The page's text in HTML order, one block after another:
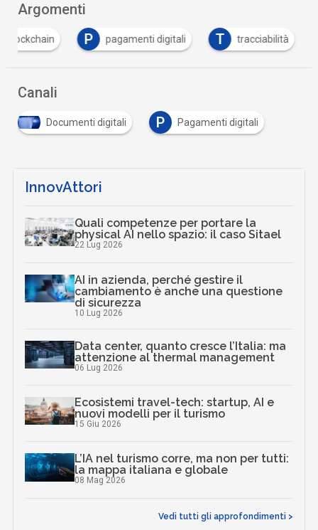
Argomenti
blockchain P pagamenti digitali T tracciabilità
Canali
Documenti digitali P Pagamenti digitali
InnovAttori
Quali competenze per portare la
physical AI nello spazio: il caso Sitael
22 Lug 2026
AI in azienda, perché gestire il
cambiamento è anche una questione
di sicurezza
10 Lug 2026
Data center, quanto cresce l’Italia: ma
attenzione al thermal management
06 Lug 2026
Ecosistemi travel-tech: startup, AI e
nuovi modelli per il turismo
15 Giu 2026
L’IA nel turismo corre, ma non per tutti:
la mappa italiana e globale
08 Mag 2026
Vedi tutti gli approfondimenti >